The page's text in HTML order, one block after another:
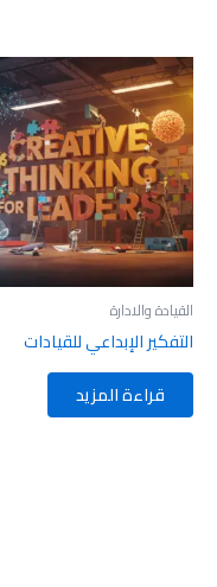
القيادة والادارة
التفكير الإبداعي للقيادات
قراءة المزيد